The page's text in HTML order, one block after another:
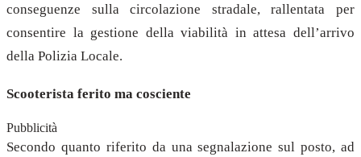
conseguenze sulla circolazione stradale, rallentata per
consentire la gestione della viabilità in attesa dell’arrivo
della Polizia Locale.
Scooterista ferito ma cosciente
Pubblicità
Secondo quanto riferito da una segnalazione sul posto, ad